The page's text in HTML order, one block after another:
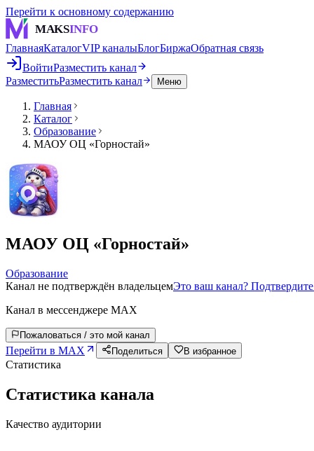
Перейти к основному содержанию
MAKSINFO
ГлавнаяКаталогVIP каналыБлогБиржаОбратная связь
ВойтиРазместить канал
РазместитьРазместить канал Меню
Главная
Каталог
Образование
МАОУ ОЦ «Горностай»
МАОУ ОЦ «Горностай»
Образование
Канал не подтверждён владельцемЭто ваш канал?
Канал в мессенджере MAX
Пожаловаться / это мой канал
Перейти в MAX Поделиться В избранное
Статистика
Статистика канала
Качество аудитории